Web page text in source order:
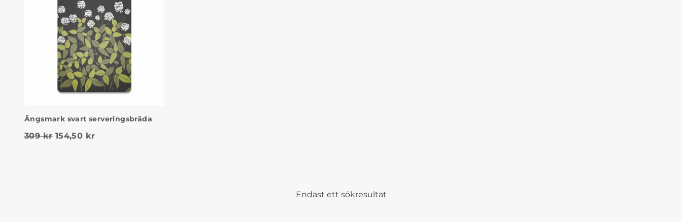
Ängsmark svart serveringsbräda
309kr Det ursprungliga priset var: 309 kr.
154,50 krDet nuvarande priset är: 154,50 kr.
Endast ett sökresultat